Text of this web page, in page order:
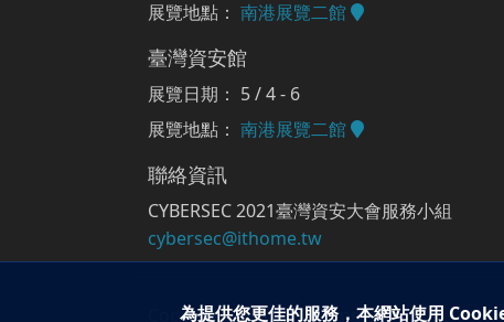
為提供您更佳的服務，本網站使用
展覽地點：南港展覽二館
臺灣資安館
展覽日期： 5 / 4 - 6
展覽地點：南港展覽二館
聯絡資訊
CYBERSEC 2021臺灣資安大會服務小組
cybersec@ithome.tw
Copyright © 2021 iThome